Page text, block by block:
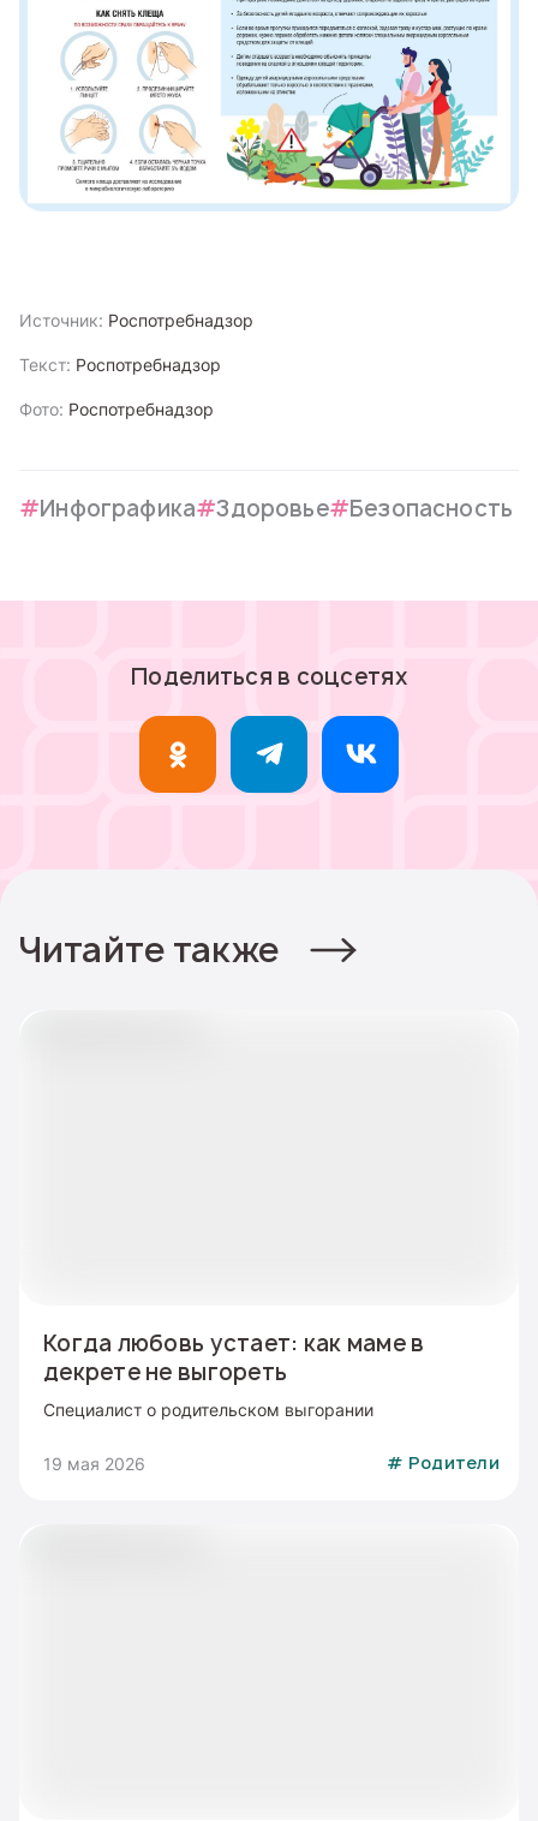
Источник: Роспотребнадзор
Текст: Роспотребнадзор
Фото: Роспотребнадзор
Инфографика Здоровье Безопасность
Поделиться в соцсетях
Читайте также
Когда любовь устает: как маме в
декрете не выгореть
Специалист о родительском выгорании
19 мая 2026 # Родители